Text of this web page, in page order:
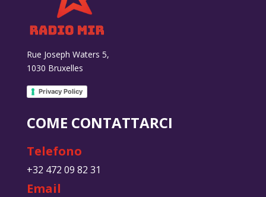
Rue Joseph Waters 5,
1030 Bruxelles
Privacy Policy
COME CONTATTARCI
Telefono
+32 472 09 82 31
Email